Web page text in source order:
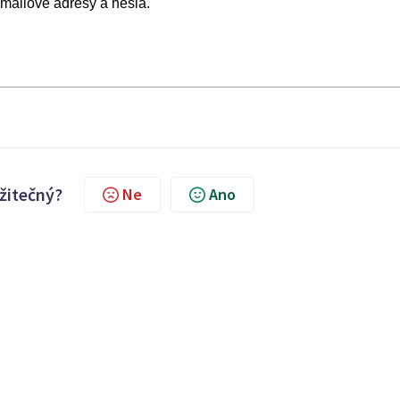
adresy a hesla.
Ne Ano